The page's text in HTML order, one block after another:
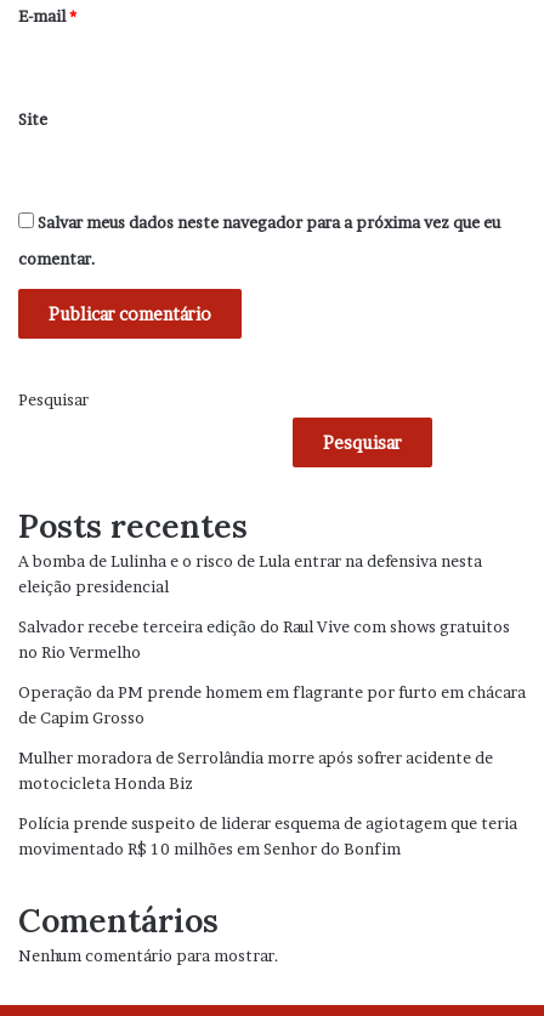
*
E-mail*
Site
Salvar meus dados neste navegador para a próxima vez que eu
comentar.
Pesquisar
Pesquisar
Posts recentes
A bomba de Lulinha e o risco de Lula entrar na defensiva nesta
eleição presidencial
Salvador recebe terceira edição do Raul Vive com shows gratuitos
no Rio Vermelho
Operação da PM prende homem em flagrante por furto em chácara
de Capim Grosso
Mulher moradora de Serrolândia morre após sofrer acidente de
motocicleta Honda Biz
Polícia prende suspeito de liderar esquema de agiotagem que teria
movimentado R$ 10 milhões em Senhor do Bonfim
Comentários
Nenhum comentário para mostrar.